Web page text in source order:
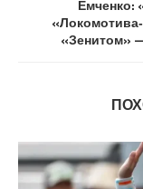
Емченко:
«Зенитом»